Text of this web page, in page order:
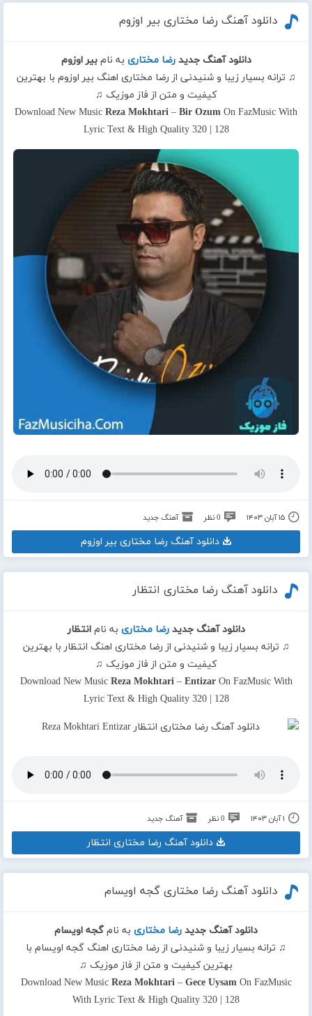
دانلود آهنگ رضا مختاری بیر اوزوم
دانلود آهنگ جدید رضا مختاری به نامبیر اوزوم
♫ ترانه بسیار زیبا و شنیدنی از رضا مختاری اهنگ بیر اوزوم با بهترین
کیفیت و متن از فاز موزیک ♫
Download New Music Reza Mokhtari – Bir Ozum On FazMusic With
Lyric Text & High Quality 320 | 128
۱۵ آبان ۱۴۰۳ 0 نظر آهنگ جدید
دانلود آهنگ رضا مختاری بیر اوزوم
دانلود آهنگ رضا مختاری انتظار
دانلود آهنگ جدید رضا مختاری به نامانتظار
♫ ترانه بسیار زیبا و شنیدنی از رضا مختاری اهنگ انتظار با بهترین
کیفیت و متن از فاز موزیک ♫
Download New Music Reza Mokhtari– EntizarOn FazMusic With
Lyric Text & High Quality 320 | 128
۱ آبان ۱۴۰۳ 0 نظر آهنگ جدید
دانلود آهنگ رضا مختاری انتظار
دانلود آهنگ رضا مختاری گجه اویسام
دانلود آهنگ جدید رضا مختاری به نام گجه اویسام
♫ ترانه بسیار زیبا و شنیدنی از رضا مختاری اهنگ گجه اویسام با
بهترین کیفیت و متن از فاز موزیک ♫
Download New Music Reza Mokhtari– Gece UysamOn FazMusic
With Lyric Text & High Quality 320 | 128